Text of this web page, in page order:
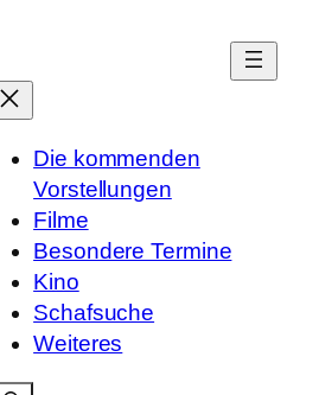
Die kommenden
Vorstellungen
Filme
Besondere Termine
Kino
Schafsuche
Weiteres